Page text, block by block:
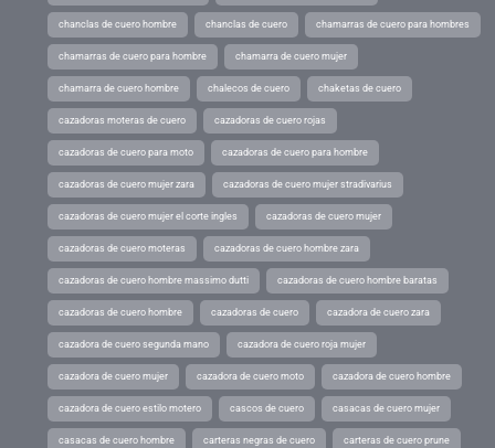
chanclas de cuero hombre chanclas de cuero chamarras de cuero para hombres
chamarras de cuero para hombre chamarra de cuero mujer
chamarra de cuero hombre chalecos de cuero chaketas de cuero
cazadoras moteras de cuero cazadoras de cuero rojas
cazadoras de cuero para moto cazadoras de cuero para hombre
cazadoras de cuero mujer zara cazadoras de cuero mujer stradivarius
cazadoras de cuero mujer el corte ingles cazadoras de cuero mujer
cazadoras de cuero moteras cazadoras de cuero hombre zara
cazadoras de cuero hombre massimo dutti cazadoras de cuero hombre baratas
cazadoras de cuero hombre cazadoras de cuero cazadora de cuero zara
cazadora de cuero segunda mano cazadora de cuero roja mujer
cazadora de cuero mujer cazadora de cuero moto cazadora de cuero hombre
cazadora de cuero estilo motero cascos de cuero casacas de cuero mujer
casacas de cuero hombre carteras negras de cuero carteras de cuero prune